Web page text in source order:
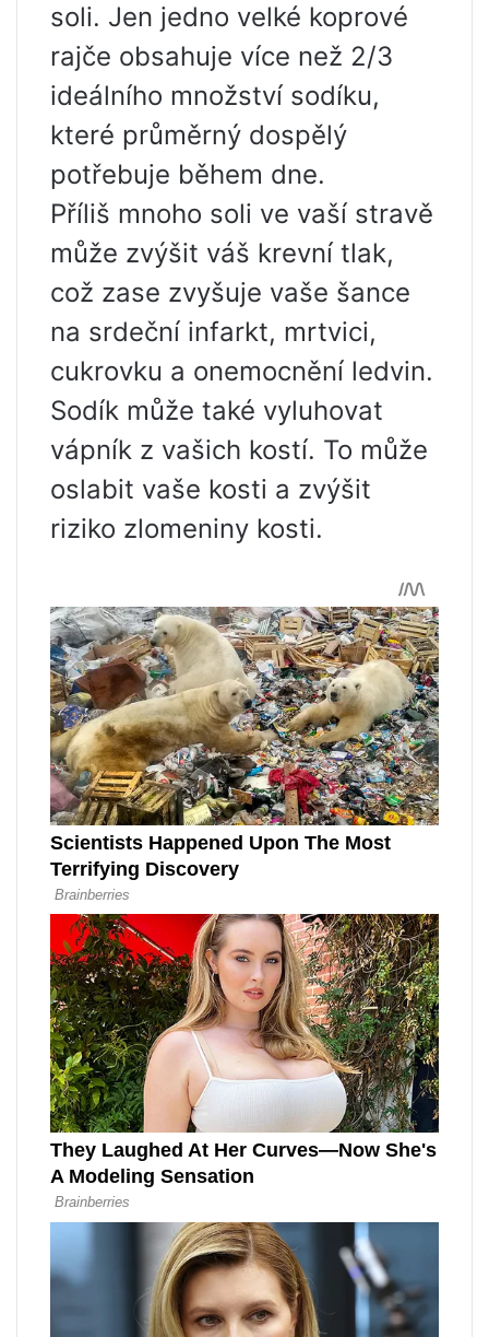
soli. Jen jedno velké koprové
rajče obsahuje více než 2/3
ideálního množství sodíku,
které průměrný dospělý
potřebuje během dne.
Příliš mnoho soli ve vaší stravě
může zvýšit váš krevní tlak,
což zase zvyšuje vaše šance
na srdeční infarkt, mrtvici,
cukrovku a onemocnění ledvin.
Sodík může také vyluhovat
vápník z vašich kostí. To může
oslabit vaše kosti a zvýšit
riziko zlomeniny kosti.